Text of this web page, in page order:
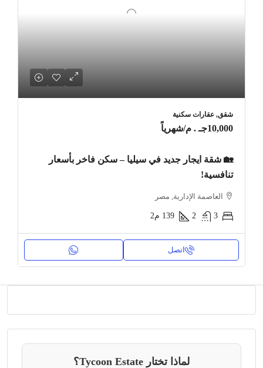
شقق, عقارات سكنية
10,000جـ . م /شهرياً
🏡 شقة ايجار جديد في سيليا – سكن فاخر بأسعار
تنافسية!
العاصمة الإدارية, مصر
3
2
139 م2
اتصل
لماذا تختار Tycoon Estate؟